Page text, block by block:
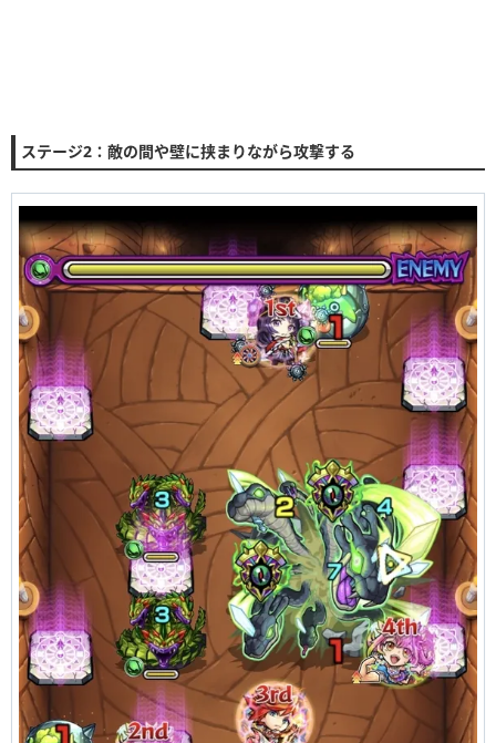
ステージ2：敵の間や壁に挟まりながら攻撃する